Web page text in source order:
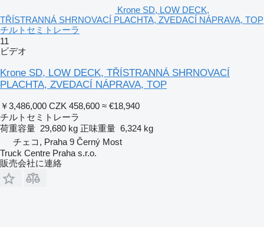
Krone SD, LOW DECK,
TŘÍSTRANNÁ SHRNOVACÍ PLACHTA, ZVEDACÍ NÁPRAVA, TOP
チルトセミトレーラ
11
ビデオ
Krone SD, LOW DECK, TŘÍSTRANNÁ SHRNOVACÍ
PLACHTA, ZVEDACÍ NÁPRAVA, TOP
￥3,486,000 CZK 458,600 ≈ €18,940
チルトセミトレーラ
荷重容量 29,680 kg 正味重量 6,324 kg
チェコ, Praha 9 Černý Most
Truck Centre Praha s.r.o.
販売会社に連絡